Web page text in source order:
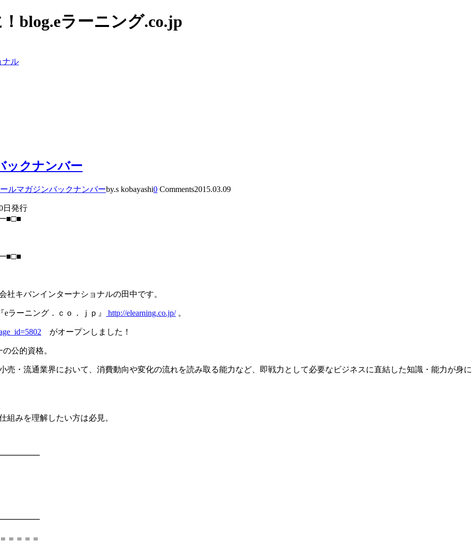
blog.eラーニング.co.jp
ナル
ックナンバー
ールマガジンバックナンバーby.s kobayashi0 Comments2015.03.09
日発行
社キバンインターナショナルの田中です。
ラーニング．ｃｏ．ｊｐ』 http://elearning.co.jp/。
がオープンしました！
公的資格。
売・流通業界において、消費動向や変化の流れを読み取る能力など、即戦力として必要なビジネスに直結した知識・能力が身に
組みを理解したい方は必見。
＝＝＝＝